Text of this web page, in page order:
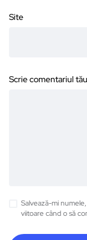
Site
Scrie comentariul
Salvează-mi
viitoare când o să